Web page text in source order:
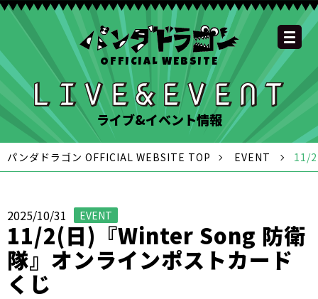
OFFICIAL WEBSITEOFFICIAL SITE TOP
NEWS MEMBER
SCHEDULE DISCOGRAPHY
GOODS
FAQ CONTACT
YOUTUBE
CHANNEL
INSTAGRAM
OFFICIAL
TWITTER
OFFICIAL LINE
ACCOUNT
OFFICIAL
TIKTOK
ライブ&イベント情報
パンダドラゴン OFFICIAL WEBSITE TOP EVENT 11/
2025/10/31 EVENT
11/2(日)『Winter Song 防衛
隊』オンラインポストカード
くじ